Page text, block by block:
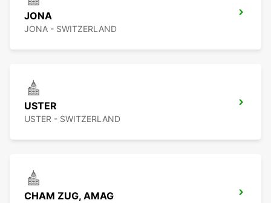
JONA
JONA - SWITZERLAND
USTER
USTER - SWITZERLAND
CHAM ZUG, AMAG